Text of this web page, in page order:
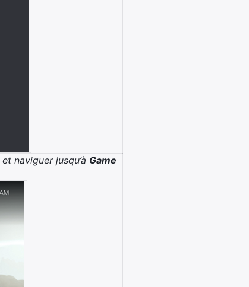
et naviguer jusqu’à Game